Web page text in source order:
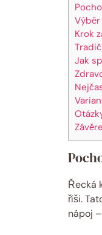
Krok
Jak
Řecká
říši.
nápoj